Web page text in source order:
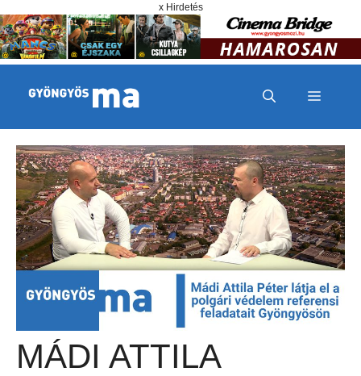
x Hirdetés
MENÜ
MÁDI ATTILA